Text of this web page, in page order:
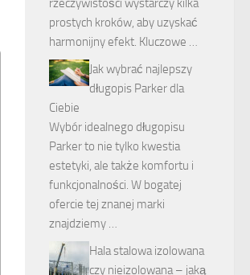
rzeczywistości wystarczy kilka
prostych kroków, aby uzyskać
harmonijny efekt. Kluczowe …
Jak wybrać najlepszy
długopis Parker dla
Ciebie
Wybór idealnego długopisu
Parker to nie tylko kwestia
estetyki, ale także komfortu i
funkcjonalności. W bogatej
ofercie tej znanej marki
znajdziemy …
Hala stalowa izolowana
czy nieizolowana – jaką